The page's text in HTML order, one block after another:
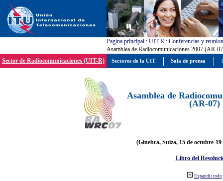
Pagína principal : UIT-R : Conferencias y
Asamblea de Radiocomunicaciones 2007 (AR-
Sector de Radiocomunicaciones (UIT-R)
Asamblea de
(AR-07)
(Ginebra, Suiza, 15 de octubre-19
Libro del
Expandir todo
Sectores de la UIT Sala de prensa